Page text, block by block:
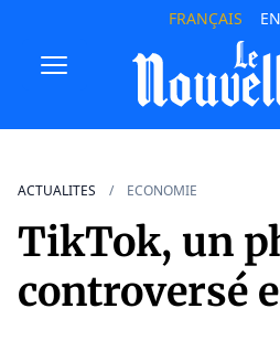
FRANÇAIS
ACTUALITES ECONOMIE
TikTok, un
controversé